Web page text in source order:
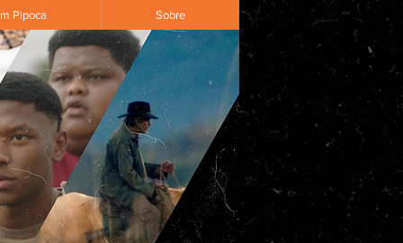
Pipoca Sobre